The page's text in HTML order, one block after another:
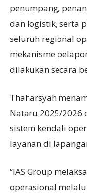
penumpang,
dan logistik, serta
seluruh regional
mekanisme
dilakukan secara
Thaharsyah
Nataru 2025/2026
sistem kendali
layanan di
“IAS Group
operasional